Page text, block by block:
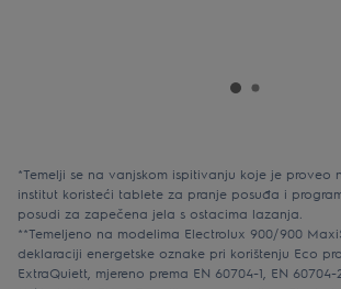
*Temelji se na vanjskom ispitivanju koje je proveo
institut koristeći tablete za pranje posuđa i
posudi za zapečena jela s ostacima lazanja.
**Temeljeno na modelima Electrolux 900/900
deklaraciji energetske oznake pri korištenju Eco
ExtraQuiett, mjereno prema EN 60704-1, EN 60704-